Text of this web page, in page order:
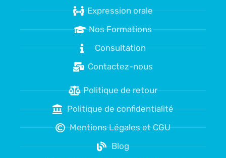
Expression orale
Nos Formations
Consultation
Contactez-nous
Politique de retour
Politique de confidentialité
Mentions Légales et CGU
Blog